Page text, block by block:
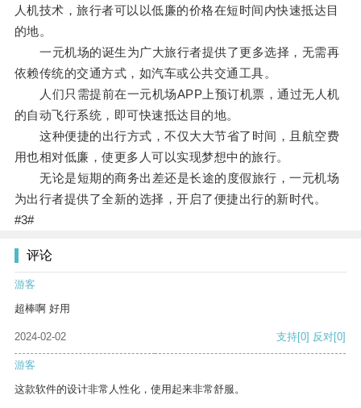
人机技术，旅行者可以以低廉的价格在短时间内快速抵达目
的地。
一元机场的诞生为广大旅行者提供了更多选择，无需再
依赖传统的交通方式，如汽车或公共交通工具。
人们只需提前在一元机场APP上预订机票，通过无人机
的自动飞行系统，即可快速抵达目的地。
这种便捷的出行方式，不仅大大节省了时间，且航空费
用也相对低廉，使更多人可以实现梦想中的旅行。
无论是短期的商务出差还是长途的度假旅行，一元机场
为出行者提供了全新的选择，开启了便捷出行的新时代。
#3#
评论
游客
超棒啊 好用
2024-02-02 支持[0] 反对[0]
游客
这款软件的设计非常人性化，使用起来非常舒服。